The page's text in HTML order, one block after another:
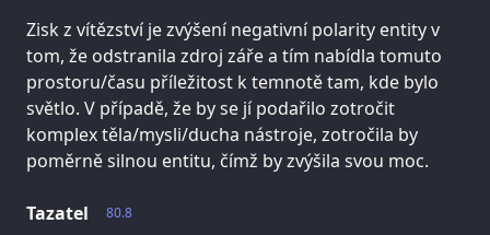
Zisk z vítězství je zvýšení negativní polarity entity v
tom, že odstranila zdroj záře a tím nabídla tomuto
prostoru/času příležitost k temnotě tam, kde bylo
světlo. V případě, že by se jí podařilo zotročit
komplex těla/mysli/ducha nástroje, zotročila by
poměrně silnou entitu, čímž by zvýšila svou moc.
80.8
Tazatel